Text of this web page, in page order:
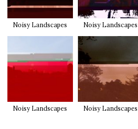
Noisy Landscapes Noisy Landscapes
Noisy Landscapes Noisy Landscapes